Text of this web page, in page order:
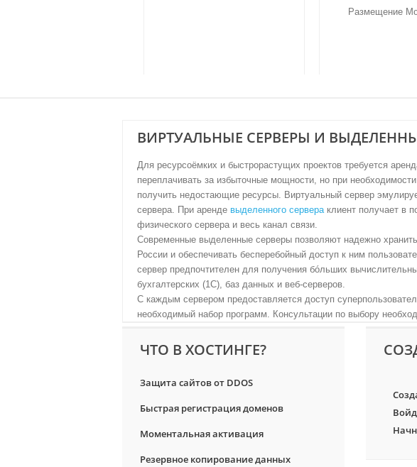
Размещение
ВИРТУАЛЬНЫЕ СЕРВЕРЫ И
Для ресурсоёмких и быстрорастущих проектов требуется
переплачивать за избыточные мощности, но при
получить недостающие ресурсы. Виртуальный сервер
сервера. При аренде выделенного сервераклиент получает в
физического сервера и весь канал связи.
Современные выделенные серверы позволяют надежно
России и обеспечивать бесперебойный доступ к ним
сервер предпочтителен для получения бóльших
бухгалтерских (1С), баз данных и веб-серверов.
С каждым сервером предоставляется доступ
необходимый набор программ. Консультации по выбору
ЧТО В ХОСТИНГЕ?
Защита сайтов от DDOS
Быстрая регистрация доменов
Моментальная активация
Резервное копирование данных